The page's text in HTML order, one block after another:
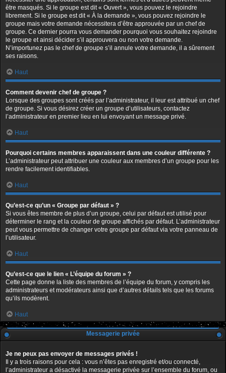
être masqués. Si le groupe est dit « Ouvert », vous pouvez le rejoindre
librement. Si le groupe est dit « À la demande », vous pouvez rejoindre le
groupe mais votre demande nécessitera d’être approuvée par un chef de
groupe. Ce dernier pourra vous demander pourquoi vous souhaitez rejoindre
le groupe et ainsi décider s’il approuvera ou non votre demande.
N’importunez pas le chef de groupe s’il annule votre demande, il a sûrement
ses raisons.
Haut
Comment devenir chef de groupe ?
Lorsque des groupes sont créés par l’administrateur, il leur est attribué un chef
de groupe. Si vous désirez créer un groupe d’utilisateurs, contactez
l’administrateur en premier lieu en lui envoyant un message privé.
Haut
Pourquoi certains membres apparaissent dans une couleur différente ?
L’administrateur peut attribuer une couleur aux membres d’un groupe pour les
rendre facilement identifiables.
Haut
Qu’est-ce qu’un « Groupe par défaut » ?
Si vous êtes membre de plus d’un groupe, celui par défaut est utilisé pour
déterminer le rang et la couleur de groupe affichés par défaut. L’administrateur
peut vous permettre de changer votre groupe par défaut via votre panneau de
l’utilisateur.
Haut
Qu’est-ce que le lien « L’équipe du forum » ?
Cette page donne la liste des membres de l’équipe du forum, y compris les
administrateurs et modérateurs ainsi que d’autres détails tels que les forums
qu’ils modèrent.
Haut
Messagerie privée
Je ne peux pas envoyer de messages privés !
Il y a trois raisons pour cela : vous n’êtes pas enregistré et/ou connecté,
l’administrateur a désactivé la messagerie privée sur l’ensemble du forum, ou